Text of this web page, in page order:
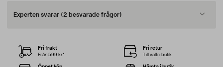
Experten svarar (2 besvarade frågor)
Fri frakt
Från 599 kr*
Fri retur
Till valfri butik